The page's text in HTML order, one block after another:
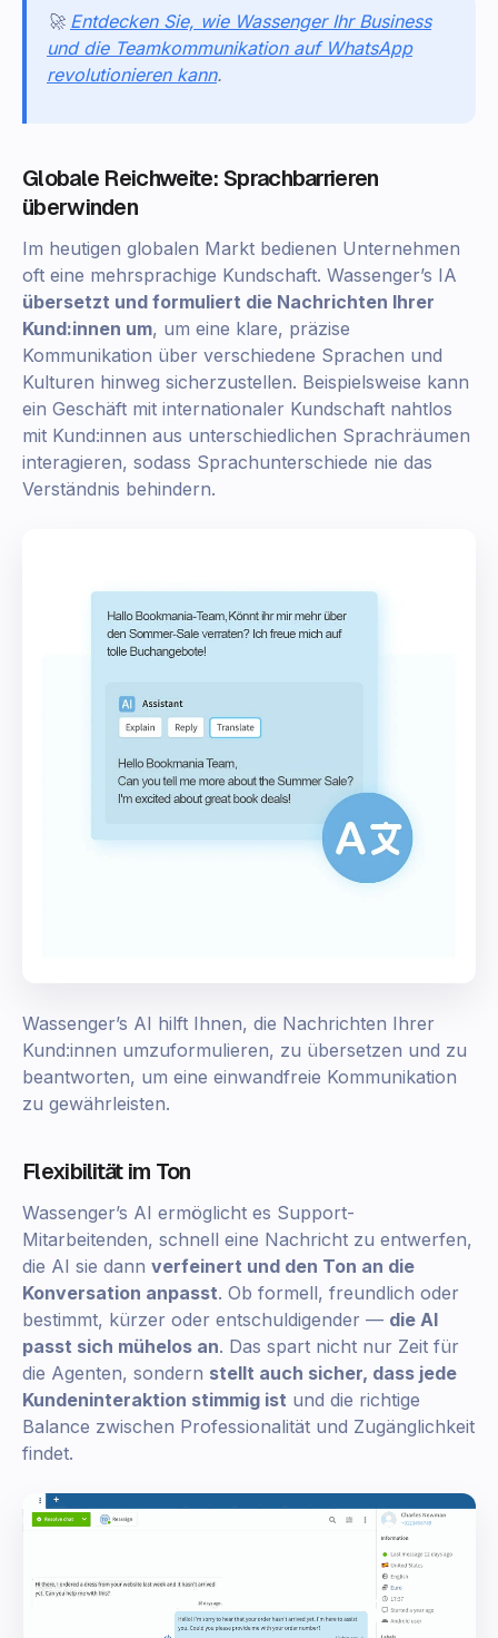
🚀 Entdecken Sie, wie Wassenger Ihr Business
und die Teamkommunikation auf WhatsApp
revolutionieren kann.
Globale Reichweite: Sprachbarrieren
überwinden
Im heutigen globalen Markt bedienen Unternehmen
oft eine mehrsprachige Kundschaft. Wassenger’s IA
übersetzt und formuliert die Nachrichten Ihrer
Kund:innen um, um eine klare, präzise
Kommunikation über verschiedene Sprachen und
Kulturen hinweg sicherzustellen. Beispielsweise kann
ein Geschäft mit internationaler Kundschaft nahtlos
mit Kund:innen aus unterschiedlichen Sprachräumen
interagieren, sodass Sprachunterschiede nie das
Verständnis behindern.
Wassenger’s AI hilft Ihnen, die Nachrichten Ihrer
Kund:innen umzuformulieren, zu übersetzen und zu
beantworten, um eine einwandfreie Kommunikation
zu gewährleisten.
Flexibilität im Ton
Wassenger’s AI ermöglicht es Support-
Mitarbeitenden, schnell eine Nachricht zu entwerfen,
die AI sie dann verfeinert und den Ton an die
Konversation anpasst. Ob formell, freundlich oder
bestimmt, kürzer oder entschuldigender — die AI
passt sich mühelos an. Das spart nicht nur Zeit für
die Agenten, sondern stellt auch sicher, dass jede
Kundeninteraktion stimmig ist und die richtige
Balance zwischen Professionalität und Zugänglichkeit
findet.